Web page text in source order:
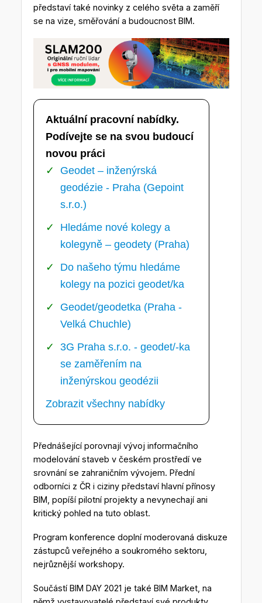
představí také novinky z celého světa a zaměří
se na vize, směřování a budoucnost BIM.
Aktuální pracovní nabídky.
Podívejte se na svou budoucí
novou práci
Geodet – inženýrská
geodézie - Praha (Gepoint
s.r.o.)
Hledáme nové kolegy a
kolegyně – geodety (Praha)
Do našeho týmu hledáme
kolegy na pozici geodet/ka
Geodet/geodetka (Praha -
Velká Chuchle)
3G Praha s.r.o. - geodet/-ka
se zaměřením na
inženýrskou geodézii
Zobrazit všechny nabídky
Přednášející porovnají vývoj informačního
modelování staveb v českém prostředí ve
srovnání se zahraničním vývojem. Přední
odborníci z ČR i ciziny představí hlavní přínosy
BIM, popíší pilotní projekty a nevynechají ani
kritický pohled na tuto oblast.
Program konference doplní moderovaná diskuze
zástupců veřejného a soukromého sektoru,
nejrůznější workshopy.
Součástí BIM DAY 2021 je také BIM Market, na